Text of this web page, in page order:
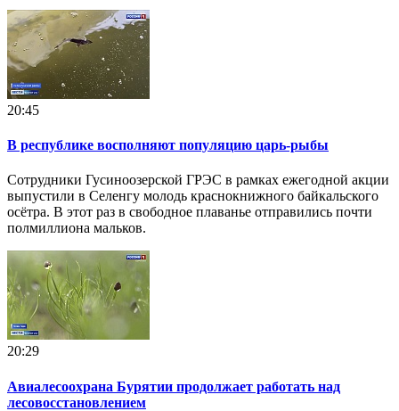
20:45
В республике восполняют популяцию царь-рыбы
Сотрудники Гусиноозерской ГРЭС в рамках ежегодной акции
выпустили в Селенгу молодь краснокнижного байкальского
осётра. В этот раз в свободное плаванье отправились почти
полмиллиона мальков.
20:29
Авиалесоохрана Бурятии продолжает работать над
лесовосстановлением